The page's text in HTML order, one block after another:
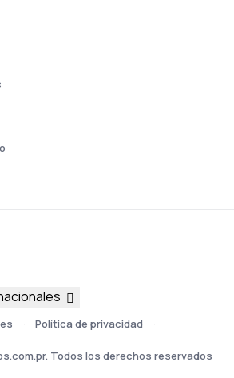
Política de privacidad
Todos los derechos reservados